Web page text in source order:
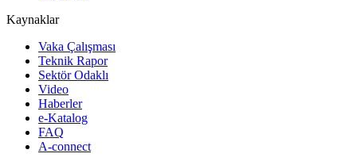
Kaynaklar
Vaka Çalışması
Teknik Rapor
Sektör Odaklı
Video
Haberler
e-Katalog
FAQ
A-connect